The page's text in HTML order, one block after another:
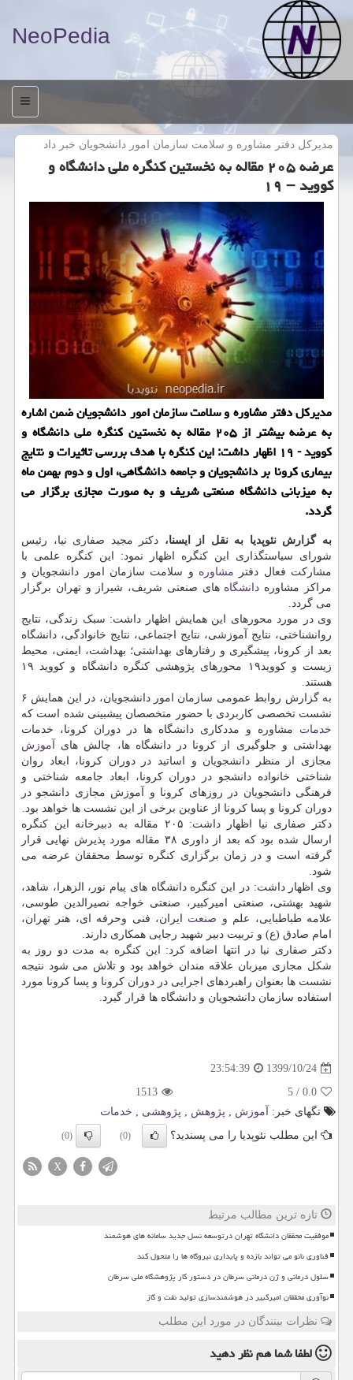
NeoPedia
منو
مدیركل دفتر مشاوره و سلامت سازمان امور دانشجویان خبر داد
عرضه ۲۰۵ مقاله به نخستین كنگره ملی دانشگاه و
كووید – ۱۹
مدیرکل دفتر مشاوره و سلامت سازمان امور دانشجویان ضمن اشاره
به عرضه بیشتر از ۲۰۵ مقاله به نخستین کنگره ملی دانشگاه و
کووید - ۱۹ اظهار داشت: این کنگره با هدف بررسی تاثیرات و نتایج
بیماری کرونا بر دانشجویان و جامعه دانشگاهی، اول و دوم بهمن ماه
به میزبانی دانشگاه صنعتی شریف و به صورت مجازی برگزار می
گردد.
به گزارش نئوپدیا به نقل از ایسنا، دکتر مجید صفاری نیا، رئیس
شورای سیاستگذاری این کنگره اظهار نمود: این کنگره علمی با
مشارکت فعال دفتر مشاوره و سلامت سازمان امور دانشجویان و
مراکز مشاوره دانشگاه های صنعتی شریف، شیراز و تهران برگزار
می گردد.
وی در مورد محورهای این همایش اظهار داشت: سبک زندگی، نتایج
روانشناختی، نتایج آموزشی، نتایج اجتماعی، نتایج خانوادگی، دانشگاه
بعد از کرونا، پیشگیری و رفتارهای بهداشتی؛ بهداشت، ایمنی، محیط
زیست و کووید۱۹ محورهای پژوهشی کنگره دانشگاه و کووید ۱۹
هستند.
به گزارش روابط عمومی سازمان امور دانشجویان، در این همایش ۶
نشست تخصصی کاربردی با حضور متخصصان پیشبینی شده است که
خدمات مشاوره و مددکاری دانشگاه ها در دوران کرونا، خدمات
بهداشتی و جلوگیری از کرونا در دانشگاه ها، چالش های آموزش
مجازی از منظر دانشجویان و اساتید در دوران کرونا، ابعاد روان
شناختی خانواده دانشجو در دوران کرونا، ابعاد جامعه شناختی و
فرهنگی دانشجویان در روزهای کرونا و آموزش مجازی دانشجو در
دوران کرونا و پسا کرونا از عناوین برخی از این نشست ها خواهد بود.
دکتر صفاری نیا اظهار داشت: ۲۰۵ مقاله به دبیرخانه این کنگره
ارسال شده بود که بعد از داوری ۳۸ مقاله مورد پذیرش نهایی قرار
گرفته است و در زمان برگزاری کنگره توسط محققان عرضه می
شود.
وی اظهار داشت: در این کنگره دانشگاه های پیام نور، الزهرا، شاهد،
شهید بهشتی، صنعتی امیرکبیر، صنعتی خواجه نصیرالدین طوسی،
علامه طباطبایی، علم و صنعت ایران، فنی وحرفه ای، هنر تهران،
امام صادق (ع) و تربیت دبیر شهید رجایی همکاری دارند.
دکتر صفاری نیا در انتها اضافه کرد: این کنگره به مدت دو روز به
شکل مجازی میزبان علاقه مندان خواهد بود و تلاش می شود نتیجه
نشست ها بعنوان راهبردهای اجرایی در دوران کرونا و پسا کرونا مورد
استفاده سازمان دانشجویان و دانشگاه ها قرار گیرد.
1399/10/24
23:54:39
0.0
/
5
1513
تگهای خبر:
آموزش , پژوهش , پژوهشی , خدمات
این مطلب نئوپدیا را می پسندید؟
(0)
(0)
X
تازه ترین مطالب مرتبط
موفقیت محققان دانشگاه تهران درتوسعه نسل جدید سامانه های هوشمند
فناوری نانو می تواند بازده و پایداری نیروگاه ها را متحول کند
سلول درمانی و ژن درمانی سرطان در دستور کار پژوهشگاه ملی سرطان
نوآوری محققان امیرکبیر در هوشمندسازی تولید نفت و گاز
نظرات بینندگان در مورد این مطلب
لطفا شما همنظر دهید